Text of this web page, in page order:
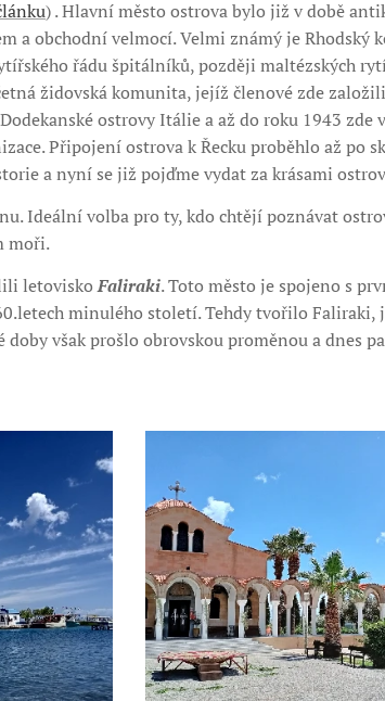
) . Hlavní město ostrova bylo již v době
a obchodní velmocí. Velmi známý je Rhodský
řádu špitálníků, později maltézských
židovská komunita, jejíž členové zde
ostrovy Itálie a až do roku 1943 zde
Připojení ostrova k Řecku proběhlo až po
a nyní se již pojďme vydat za krásami
Ideální volba pro ty, kdo chtějí poznávat
moři.
letoviskoFaliraki. Toto město je spojeno s
minulého století. Tehdy tvořilo Faliraki,
však prošlo obrovskou proměnou a dnes